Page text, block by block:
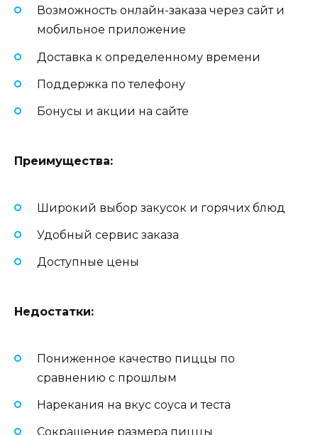
Возможность онлайн-заказа через сайт и
мобильное приложение
Доставка к определенному времени
Поддержка по телефону
Бонусы и акции на сайте
Преимущества:
Широкий выбор закусок и горячих блюд
Удобный сервис заказа
Доступные цены
Недостатки:
Пониженное качество пиццы по
сравнению с прошлым
Нарекания на вкус соуса и теста
Сокращение размера пиццы